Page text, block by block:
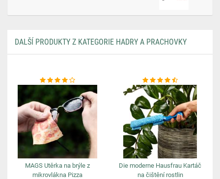
DALŠÍ PRODUKTY Z KATEGORIE HADRY A PRACHOVKY
MAGS Utěrka na brýle z
mikrovlákna Pizza
Die moderne Hausfrau Kartáč
na čištění rostlin